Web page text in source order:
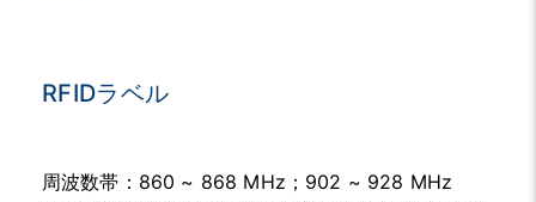
RFIDラベル
周波数帯：860 ~ 868 MHz；902 ~ 928 MHz